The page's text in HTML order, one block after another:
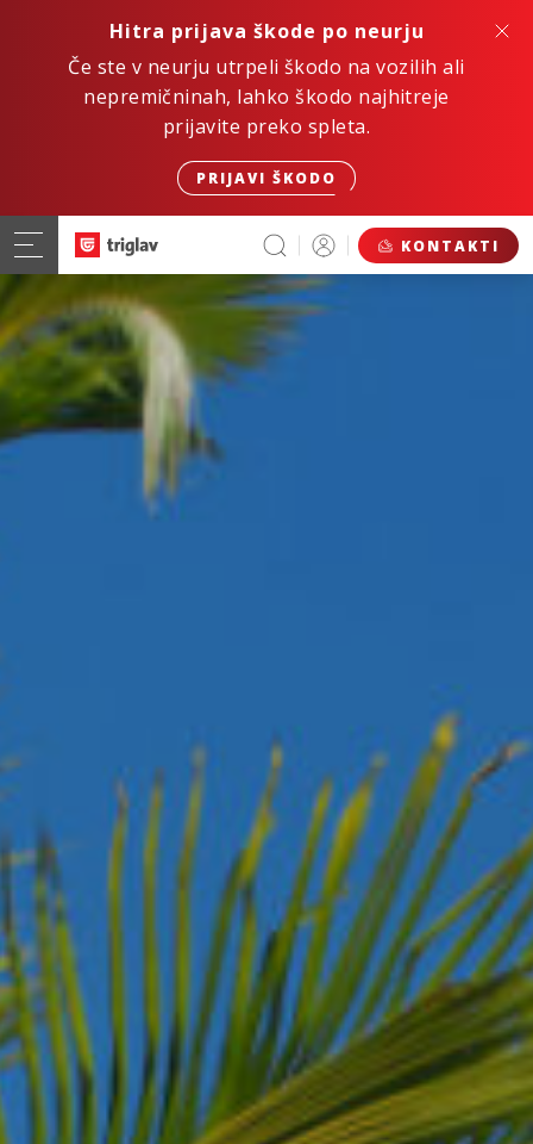
Hitra prijava škode po neurju
Če ste v neurju utrpeli škodo na vozilih ali
nepremičninah, lahko škodo najhitreje
prijavite preko spleta.
PRIJAVI ŠKODO
KONTAKTI